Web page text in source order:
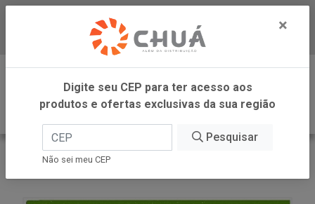
Baixe já nosso APP
0
INÍCIO
AJINOMOTO REFRESCO
×
Digite seu CEP para ter acesso aos
produtos e ofertas exclusivas da sua região
Pesquisar
Não sei meu CEP